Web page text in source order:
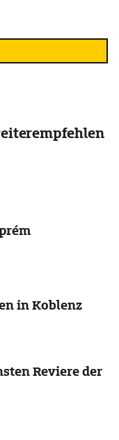
in Koblenz
Reviere der